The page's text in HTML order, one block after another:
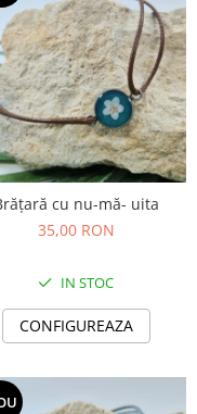
cu nu-mă- uita
35,00 RON
IN STOC
CONFIGUREAZA